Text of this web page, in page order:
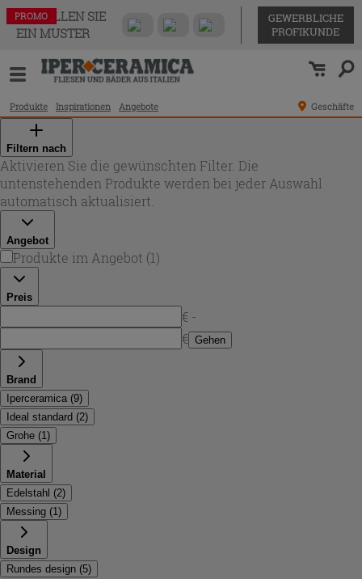
BESTELLEN SIE
EIN MUSTER
GEWERBLICHE
PROFIKUNDE
Produkte Inspirationen Angebote Geschäfte
Filtern nach
Aktivieren Sie die gewünschten Filter. Die
untenstehenden Produkte werden bei jeder Auswahl
automatisch aktualisiert.
Angebot
Produkte im Angebot (1)
Preis
€ -
€ Gehen
Brand
Iperceramica (9)
Ideal standard (2)
Grohe (1)
Material
Edelstahl (2)
Messing (1)
Design
Rundes design (5)
PROMO